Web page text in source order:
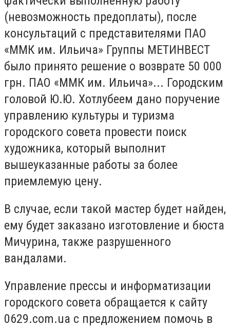
(невозможность предоплаты), после
консультаций с представителями ПАО
«ММК им. Ильича» Группы МЕТИНВЕСТ
было принято решение о возврате 50 000
грн. ПАО «ММК им. Ильича»... Городским
головой Ю.Ю. Хотлубеем дано поручение
управлению культуры и туризма
городского совета провести поиск
художника, который выполнит
вышеуказанные работы за более
приемлемую цену.
В случае, если такой мастер будет найден,
ему будет заказано изготовление и бюста
Мичурина, также разрушенного
вандалами.
Управление прессы и информатизации
городского совета обращается к сайту
0629.сom.ua с предложением помочь в